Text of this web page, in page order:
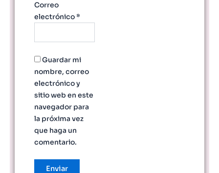
Correo
electrónico*
Guardar mi
nombre, correo
electrónico y
sitio web en este
navegador para
la próxima vez
que haga un
comentario.